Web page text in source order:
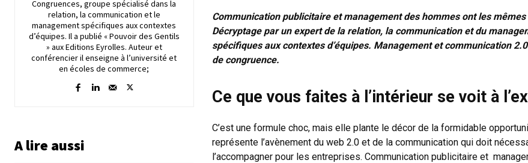
Congruences, groupe spécialisé dans la
relation, la communication et le
management spécifiques aux contextes
d’équipes. Il a publié « Pouvoir des Gentils
» aux Editions Eyrolles. Auteur et
conférencier il enseigne à l’université et
en écoles de commerce;
A lire aussi
Communication publicitaire et management des hommes ont les mêmes
Décryptage par un expert de la relation, la communication et du
spécifiques aux contextes d’équipes. Management et communication
de congruence.
Ce que vous faites à l’intérieur se voit à
C’est une formule choc, mais elle plante le décor de la formidable
représente l’avènement du web 2.0 et de la communication qui doit
l’accompagner pour les entreprises. Communication publicitaire et